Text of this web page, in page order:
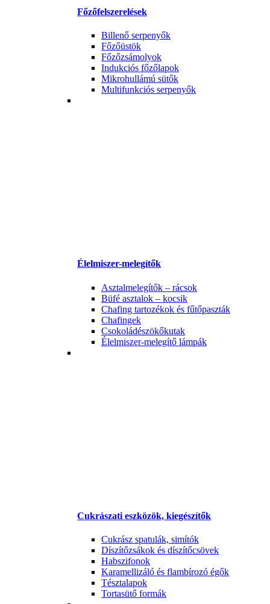
Főzőfelszerelések
Billenő serpenyők
Főzőüstök
Főzőzsámolyok
Indukciós főzőlapok
Mikrohullámú sütők
Multifunkciós serpenyők
Élelmiszer-melegítők
Asztalmelegítők – rácsok
Büfé asztalok – kocsik
Chafing tartozékok és fűtőpaszták
Chafingek
Csokoládészökőkutak
Élelmiszer-melegítő lámpák
Cukrászati eszközök, kiegészítők
Cukrász spatulák, simítók
Díszítőzsákok és díszítőcsövek
Habszifonok
Karamellizáló és flambírozó égők
Tésztalapok
Tortasütő formák